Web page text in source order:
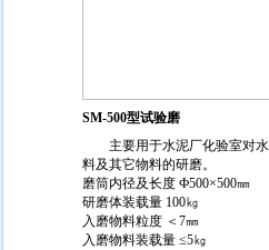
SM-500型试验磨
主要用于水泥厂化验室对水
料及其它物料的研磨。
磨筒内径及长度 Ф500×500㎜
研磨体装载量 100㎏
入磨物料粒度 ＜7㎜
入磨物料装载量 ≤5㎏